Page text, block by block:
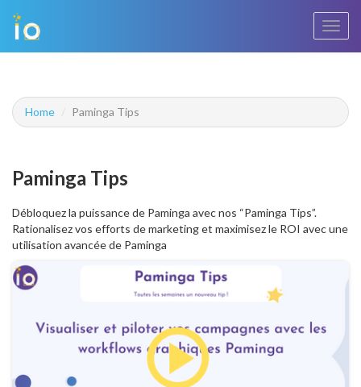
la
Home Paminga Tips
Paminga Tips
Débloquez la puissance de Paminga avec nos “Paminga Tips”.
Rationalisez vos efforts de marketing et maximisez le ROI avec une
utilisation avancée de Paminga